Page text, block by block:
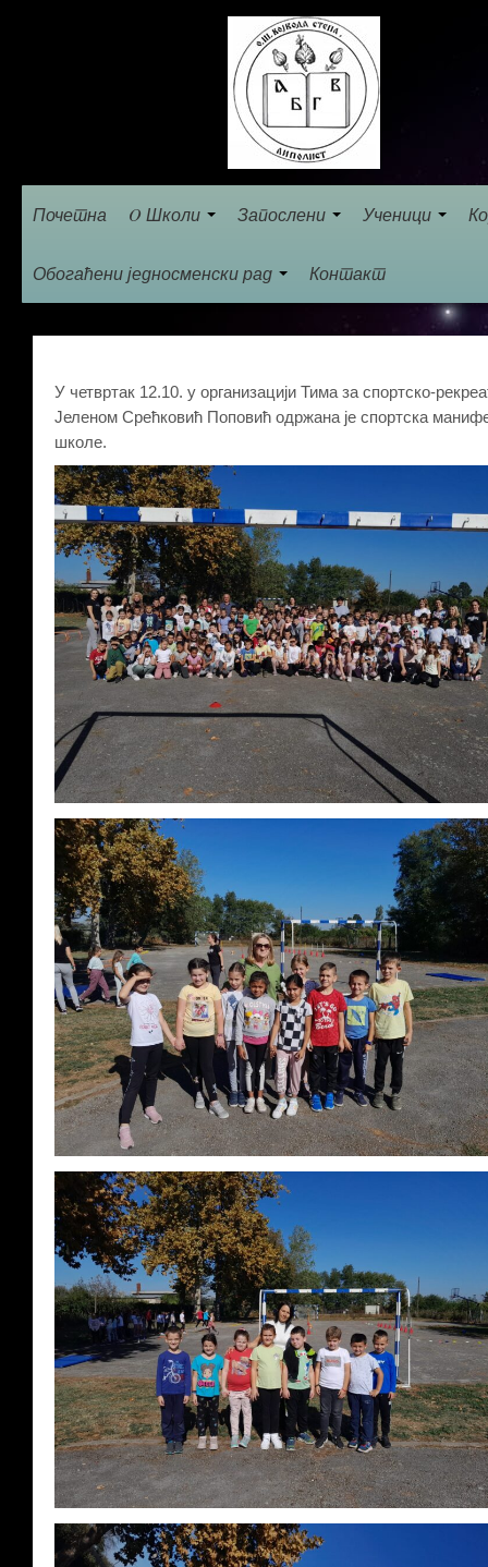
Почетна O Школи Запослени Ученици
Обогаћени једносменски рад Контакт
У четвртак 12.10. у организацији Тима за спортско-
Јеленом Срећковић Поповић одржана је спортска
школе.